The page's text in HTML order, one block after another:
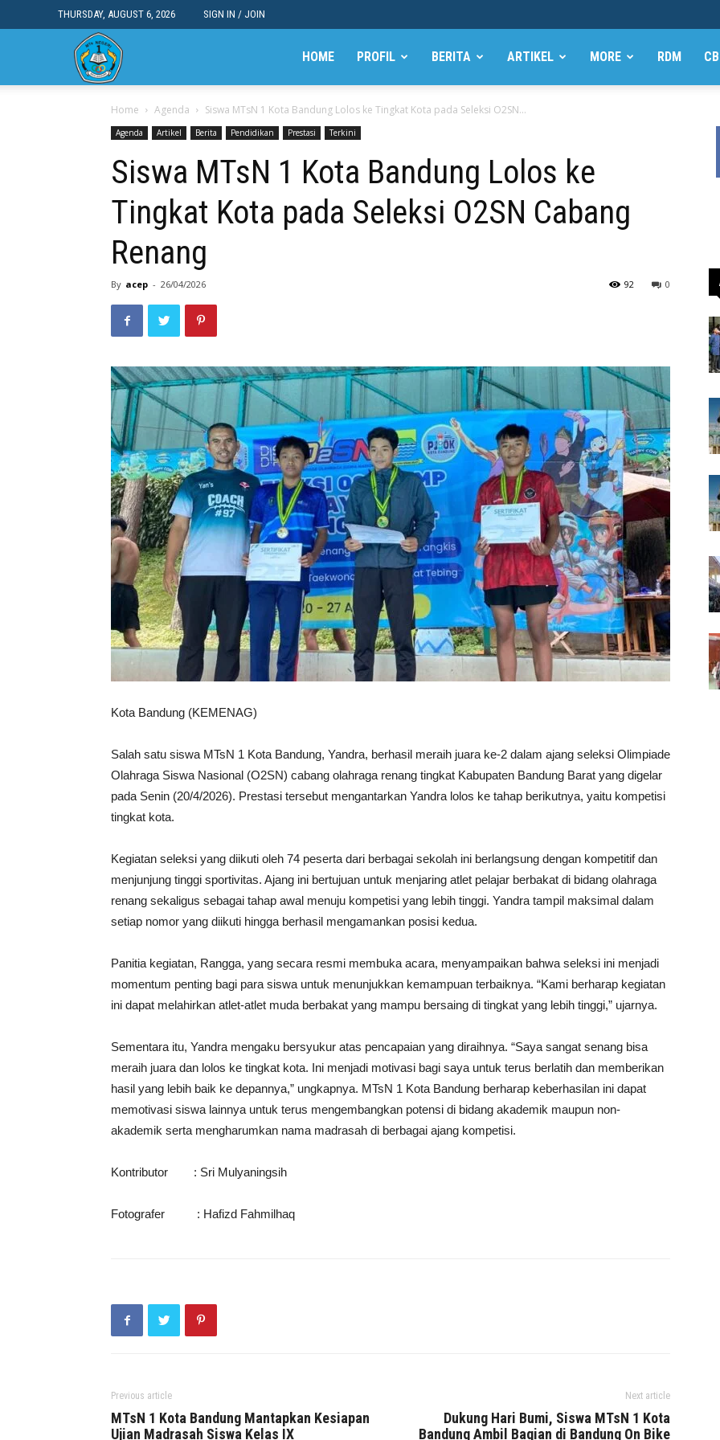
THURSDAY, AUGUST 6, 2026 SIGN IN / JOIN
MTsN
1
Kota
Bandung
HOME PROFIL BERITA ARTIKEL MORE RDM
Home Agenda Siswa MTsN 1 Kota Bandung Lolos ke Tingkat Kota pada Seleksi O2SN...
Agenda Artikel Berita Pendidikan Prestasi Terkini
Siswa MTsN 1 Kota Bandung Lolos ke
Tingkat Kota pada Seleksi O2SN Cabang
Renang
By acep - 26/04/2026 0
92
Kota Bandung (KEMENAG)
Salah satu siswa MTsN 1 Kota Bandung, Yandra, berhasil meraih juara ke-2 dalam ajang seleksi Olimpiade
Olahraga Siswa Nasional (O2SN) cabang olahraga renang tingkat Kabupaten Bandung Barat yang digelar
pada Senin (20/4/2026). Prestasi tersebut mengantarkan Yandra lolos ke tahap berikutnya, yaitu kompetisi
tingkat kota.
Kegiatan seleksi yang diikuti oleh 74 peserta dari berbagai sekolah ini berlangsung dengan kompetitif dan
menjunjung tinggi sportivitas. Ajang ini bertujuan untuk menjaring atlet pelajar berbakat di bidang olahraga
renang sekaligus sebagai tahap awal menuju kompetisi yang lebih tinggi. Yandra tampil maksimal dalam
setiap nomor yang diikuti hingga berhasil mengamankan posisi kedua.
Panitia kegiatan, Rangga, yang secara resmi membuka acara, menyampaikan bahwa seleksi ini menjadi
momentum penting bagi para siswa untuk menunjukkan kemampuan terbaiknya. “Kami berharap kegiatan
ini dapat melahirkan atlet-atlet muda berbakat yang mampu bersaing di tingkat yang lebih tinggi,” ujarnya.
Sementara itu, Yandra mengaku bersyukur atas pencapaian yang diraihnya. “Saya sangat senang bisa
meraih juara dan lolos ke tingkat kota. Ini menjadi motivasi bagi saya untuk terus berlatih dan memberikan
hasil yang lebih baik ke depannya,” ungkapnya. MTsN 1 Kota Bandung berharap keberhasilan ini dapat
memotivasi siswa lainnya untuk terus mengembangkan potensi di bidang akademik maupun non-
akademik serta mengharumkan nama madrasah di berbagai ajang kompetisi.
Kontributor : Sri Mulyaningsih
Fotografer : Hafizd Fahmilhaq
Previous article
MTsN 1 Kota Bandung Mantapkan Kesiapan
Ujian Madrasah Siswa Kelas IX
Next article
Dukung Hari Bumi, Siswa MTsN 1 Kota
Bandung Ambil Bagian di Bandung On Bike